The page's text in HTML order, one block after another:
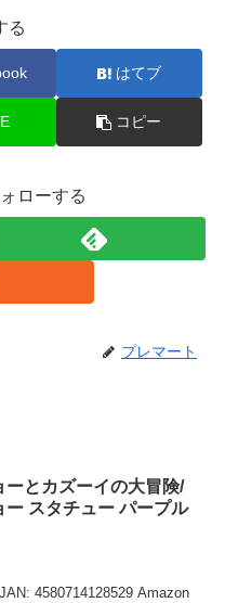
る
はてブ
コピー
ローする
プレマート
ーとカズーイの大冒険/
ー スタチュー パープル
4580714128529 Amazon